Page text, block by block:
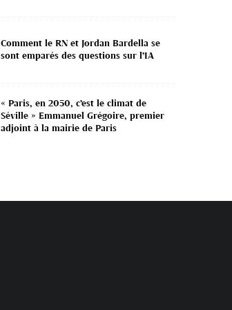
Comment le RN et Jordan Bardella se
sont emparés des questions sur l’IA
« Paris, en 2050, c’est le climat de
Séville » Emmanuel Grégoire, premier
adjoint à la mairie de Paris